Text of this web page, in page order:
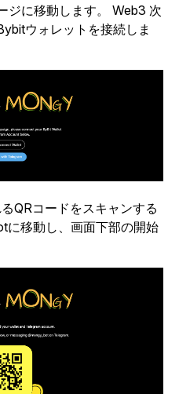
ジに移動します。
Web3 次
ウォレットを接続しま
QRコードをスキャンする
に移動し、画面下部の開始